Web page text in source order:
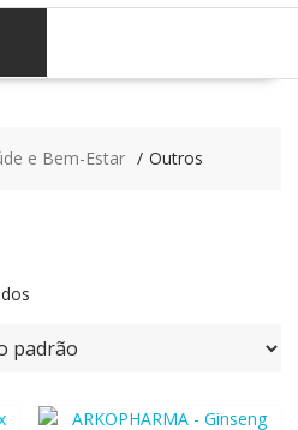
e Bem-Estar Outros